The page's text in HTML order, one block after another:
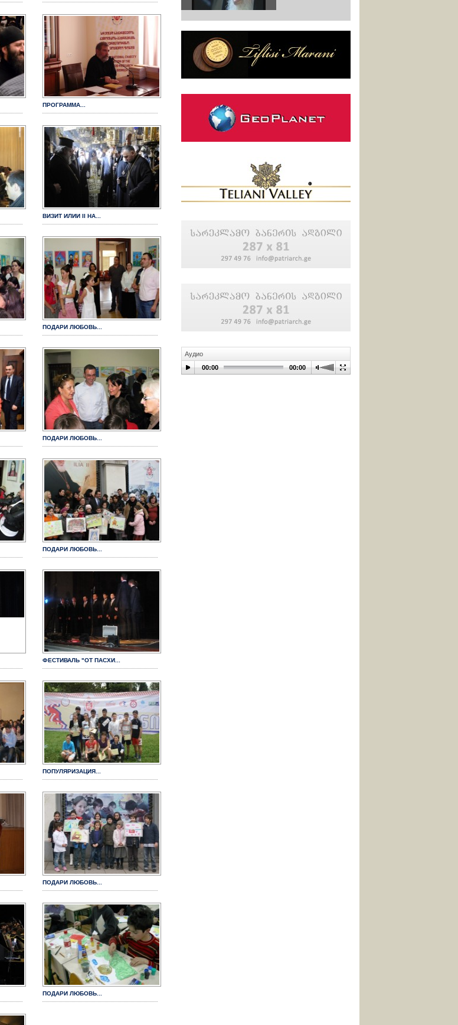
ПРОГРАММА...
ВИЗИТ ИЛИИ II НА...
ПОДАРИ ЛЮБОВЬ...
ПОДАРИ ЛЮБОВЬ...
ПОДАРИ ЛЮБОВЬ...
ФЕСТИВАЛЬ "ОТ ПАСХИ...
ПОПУЛЯРИЗАЦИЯ...
ПОДАРИ ЛЮБОВЬ...
ПОДАРИ ЛЮБОВЬ...
Аудио
00:00
00:00